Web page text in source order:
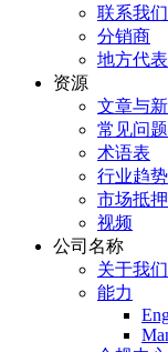
联系我们
分销商
地方代表
资源
文章与
常见问题
术语表
行业趋势
市场抵
视频
公司名称
关于我们
能力